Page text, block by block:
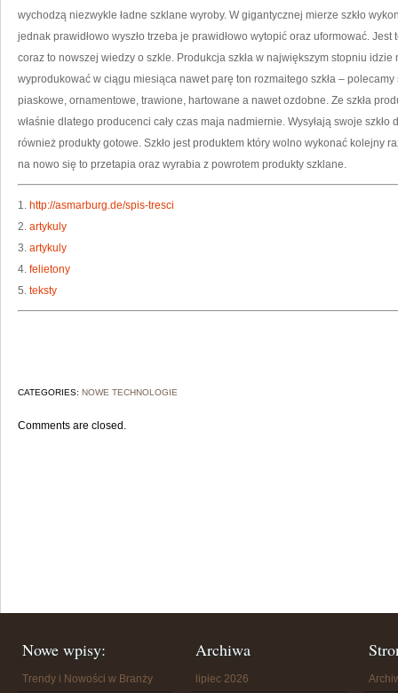
wychodzą niezwykle ładne szklane wyroby. W gigantycznej mierze szkło
jednak prawidłowo wyszło trzeba je prawidłowo wytopić oraz uformować.
coraz to nowszej wiedzy o szkle. Produkcja szkła w największym stopniu idzie
wyprodukować w ciągu miesiąca nawet parę ton rozmaitego szkła – polecamy
piaskowe, ornamentowe, trawione, hartowane a nawet ozdobne. Ze szkła
właśnie dlatego producenci cały czas maja nadmiernie. Wysyłają swoje
również produkty gotowe. Szkło jest produktem który wolno wykonać kolejny
na nowo się to przetapia oraz wyrabia z powrotem produkty szklane.
1. http://asmarburg.de/spis-tresci
2. artykuly
3. artykuly
4. felietony
5. teksty
CATEGORIES: NOWE TECHNOLOGIE
Comments are closed.
Nowe wpisy:
Trendy i Nowości w Branży
Archiwa
lipiec 2026